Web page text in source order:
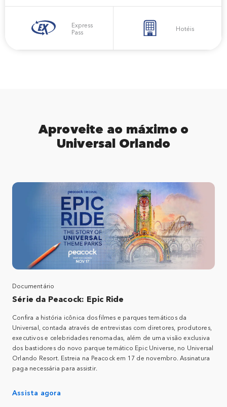
Express
Pass
Hotéis
Aproveite ao máximo o
Universal Orlando
Documentário
Série da Peacock: Epic Ride
Confira a história icônica dos filmes e parques temáticos da
Universal, contada através de entrevistas com diretores, produtores,
executivos e celebridades renomadas, além de uma visão exclusiva
dos bastidores do novo parque temático Epic Universe, no Universal
Orlando Resort.​ Estreia na Peacock em 17 de novembro. Assinatura
paga necessária para assistir.​
Assista agora